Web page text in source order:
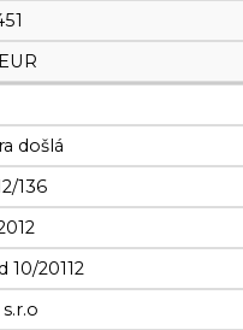
došlá
136
10/20112